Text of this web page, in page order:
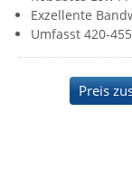
High Sec Labs
HW group
Exzellente
Umfasst 420-
Preis